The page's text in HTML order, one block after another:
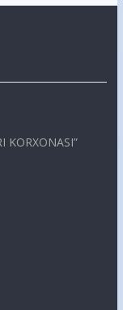
KORXONASI”